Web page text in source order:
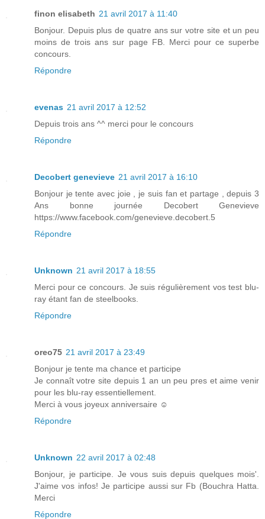
finon elisabeth 21 avril 2017 à 11:40
Bonjour. Depuis plus de quatre ans sur votre site et un peu
moins de trois ans sur page FB. Merci pour ce superbe
concours.
Répondre
evenas 21 avril 2017 à 12:52
Depuis trois ans ^^ merci pour le concours
Répondre
Decobert genevieve 21 avril 2017 à 16:10
Bonjour je tente avec joie , je suis fan et partage , depuis 3
Ans bonne journée Decobert Genevieve
https://www.facebook.com/genevieve.decobert.5
Répondre
Unknown 21 avril 2017 à 18:55
Merci pour ce concours. Je suis régulièrement vos test blu-
ray étant fan de steelbooks.
Répondre
oreo75 21 avril 2017 à 23:49
Bonjour je tente ma chance et participe
Je connaît votre site depuis 1 an un peu pres et aime venir
pour les blu-ray essentiellement.
Merci à vous joyeux anniversaire ☺
Répondre
Unknown 22 avril 2017 à 02:48
Bonjour, je participe. Je vous suis depuis quelques mois'.
J'aime vos infos! Je participe aussi sur Fb (Bouchra Hatta.
Merci
Répondre